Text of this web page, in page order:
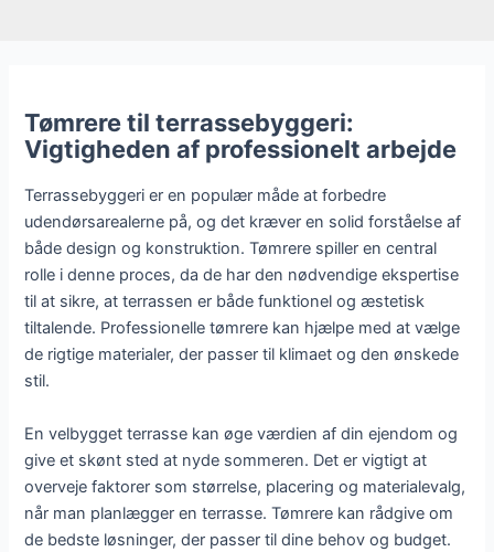
Tømrere til terrassebyggeri:
Vigtigheden af professionelt arbejde
Terrassebyggeri er en populær måde at forbedre
udendørsarealerne på, og det kræver en solid forståelse af
både design og konstruktion. Tømrere spiller en central
rolle i denne proces, da de har den nødvendige ekspertise
til at sikre, at terrassen er både funktionel og æstetisk
tiltalende. Professionelle tømrere kan hjælpe med at vælge
de rigtige materialer, der passer til klimaet og den ønskede
stil.
En velbygget terrasse kan øge værdien af din ejendom og
give et skønt sted at nyde sommeren. Det er vigtigt at
overveje faktorer som størrelse, placering og materialevalg,
når man planlægger en terrasse. Tømrere kan rådgive om
de bedste løsninger, der passer til dine behov og budget.